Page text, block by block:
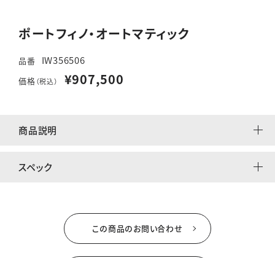
ポートフィノ・オートマティック
品番 IW356506
価格（税込） ¥907,500
商品説明
スペック
この商品のお問い合わせ